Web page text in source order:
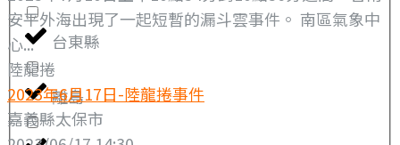
台東縣
離島
安平外海出現了一起短暫的漏斗雲事件。 南區氣象中
心...
陸龍捲
2023年6月17日-陸龍捲事件
嘉義縣太保市